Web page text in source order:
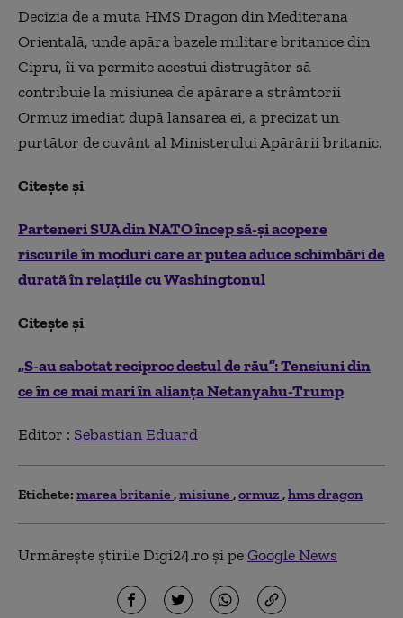
Decizia de a muta HMS Dragon din Mediterana
Orientală, unde apăra bazele militare britanice din
Cipru, îi va permite acestui distrugător să
contribuie la misiunea de apărare a strâmtorii
Ormuz imediat după lansarea ei, a precizat un
purtător de cuvânt al Ministerului Apărării britanic.
Citește și
Parteneri SUA din NATO încep să-şi acopere
riscurile în moduri care ar putea aduce schimbări de
durată în relaţiile cu Washingtonul
Citește și
„S-au sabotat reciproc destul de rău”: Tensiuni din
ce în ce mai mari în alianța Netanyahu-Trump
Editor : Sebastian Eduard
Etichete: marea britanie misiune ormuz hms dragon
Urmărește știrile Digi24.ro și peGoogle News